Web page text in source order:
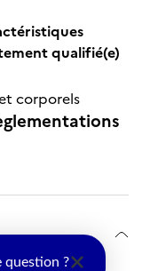
qualifié(e)
corporels
question ?